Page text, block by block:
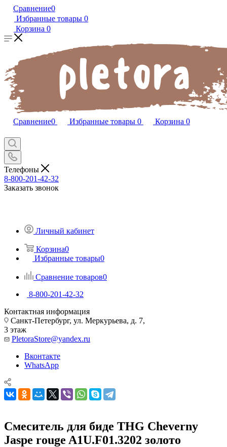
Сравнение0
Избранные товары 0
Корзина 0
Сравнение0 Избранные товары 0 Корзина 0
Телефоны
8-800-201-42-32
Заказать звонок
Личный кабинет
Корзина0
Избранные товары0
Сравнение товаров0
8-800-201-42-32
Контактная информация
Санкт-Петербург, ул. Меркурьева, д. 7,
3 этаж
PletoraStore@yandex.ru
Вконтакте
WhatsApp
Смеситель для биде THG Cheverny
Jaspe rouge A1U.F01.3202 золото